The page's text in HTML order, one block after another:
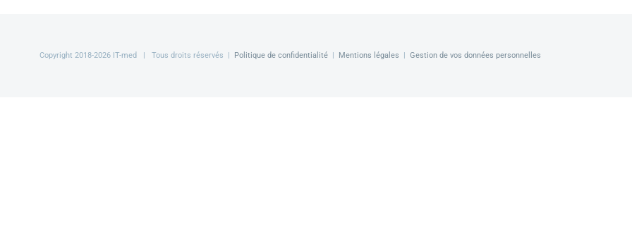
Copyright 2018-2026 IT-med | Tous droits réservés | Politique de confidentialité| Mentions légales | Gestion de vos données personnelles